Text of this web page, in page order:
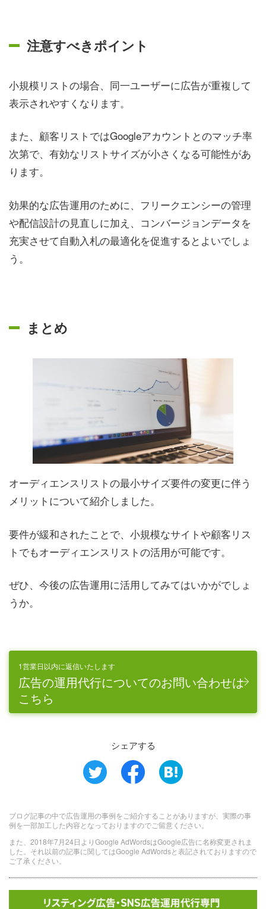
注意すべきポイント
小規模リストの場合、同一ユーザーに広告が重複して
表示されやすくなります。
また、顧客リストではGoogleアカウントとのマッチ率
次第で、有効なリストサイズが小さくなる可能性があ
ります。
効果的な広告運用のために、フリークエンシーの管理
や配信設計の見直しに加え、コンバージョンデータを
充実させて自動入札の最適化を促進するとよいでしょ
う。
まとめ
オーディエンスリストの最小サイズ要件の変更に伴う
メリットについて紹介しました。
要件が緩和されたことで、小規模なサイトや顧客リス
トでもオーディエンスリストの活用が可能です。
ぜひ、今後の広告運用に活用してみてはいかがでしょ
うか。
1営業日以内に返信いたします
広告の運用代行についてのお問い合わせは
こちら
シェアする
ブログ記事の中で広告運用の事例をご紹介することがありますが、実際の事
例を一部加工した内容となっておりますのでご留意ください。
また、2018年7月24日よりGoogle AdWordsはGoogle広告に名称変更されま
した。それ以前の記事に関してはGoogle AdWordsと表記されておりますので
ご了承ください。